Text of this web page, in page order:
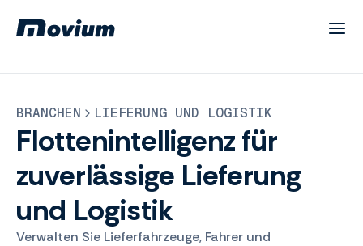
BRANCHEN LIEFERUNG UND LOGISTIK
Flottenintelligenz für
zuverlässige Lieferung
und Logistik
Verwalten Sie Lieferfahrzeuge, Fahrer und